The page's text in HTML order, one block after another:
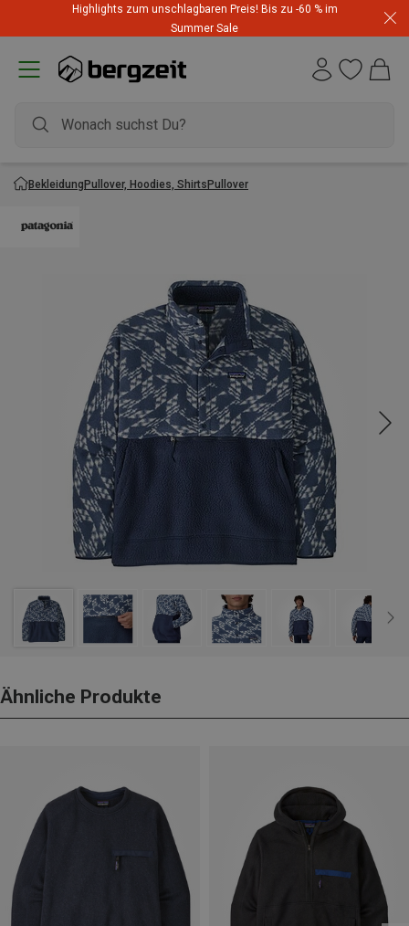
Highlights zum unschlagbaren Preis! Bis zu -60 % im
Summer Sale
BekleidungPullover, Hoodies, ShirtsPullover
Ähnliche Produkte